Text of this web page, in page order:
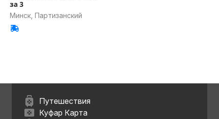
за 3
Минск, Партизанский
Путешествия
Куфар Карта